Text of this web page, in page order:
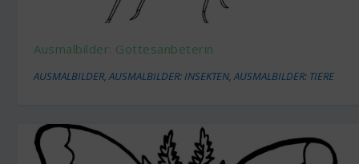
Ausmalbilder: Gottesanbeterin
AUSMALBILDER,AUSMALBILDER: INSEKTEN,AUSMALBILDER: TIERE